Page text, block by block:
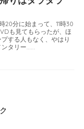
20分に始まって、11時30
も見てもらったが、ほ
する人もなく、やはり
タリー……